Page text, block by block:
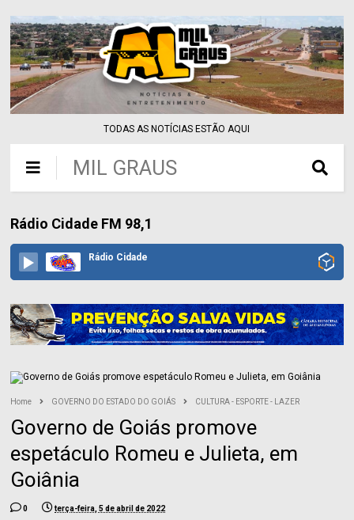
TODAS AS NOTÍCIAS ESTÃO AQUI
MIL GRAUS
Rádio Cidade FM 98,1
Rádio Cidade
Home GOVERNO DO ESTADO DO GOIÁS CULTURA - ESPORTE - LAZER
Governo de Goiás promove
espetáculo Romeu e Julieta, em
Goiânia
0 terça-feira, 5 de abril de 2022